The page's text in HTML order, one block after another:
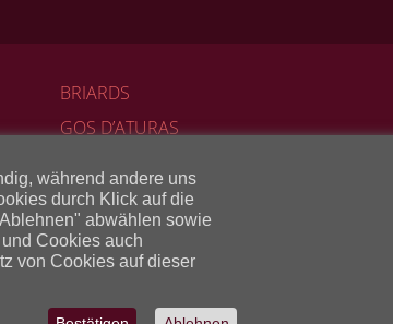
BRIARDS
GOS D’ATURAS
KONTAKT
LINKS
HUNDESCHULE FRECHE HUMMEL
während andere uns
durch Klick auf die
abwählen sowie
Cookies auch
von Cookies auf dieser